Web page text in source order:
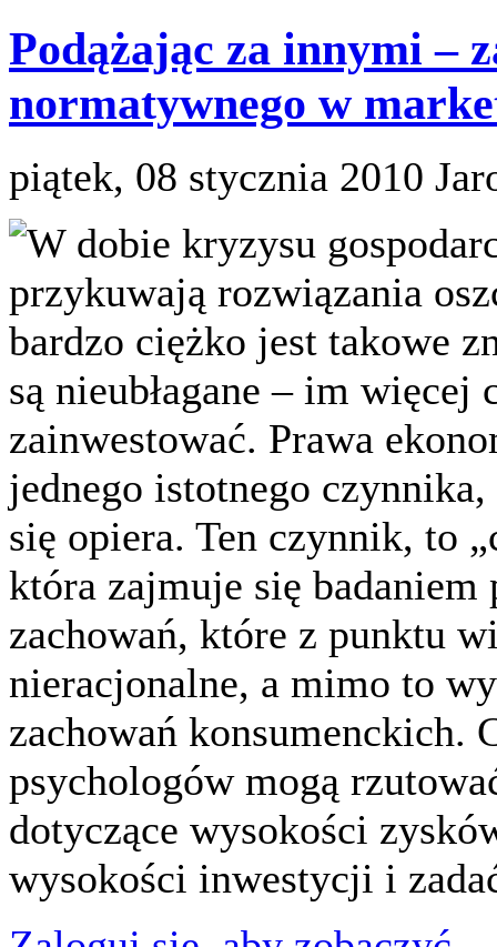
Podążając za innymi –
normatywnego w
piątek, 08 stycznia 2010
W dobie kryzysu
przykuwają rozwiązania
bardzo ciężko jest takowe
są nieubłagane – im
zainwestować. Prawa
jednego istotnego
się opiera. Ten czynnik, to
która zajmuje się badaniem
zachowań, które z punktu
nieracjonalne, a mimo to
zachowań konsumenckich.
psychologów mogą
dotyczące wysokości
wysokości inwestycji i